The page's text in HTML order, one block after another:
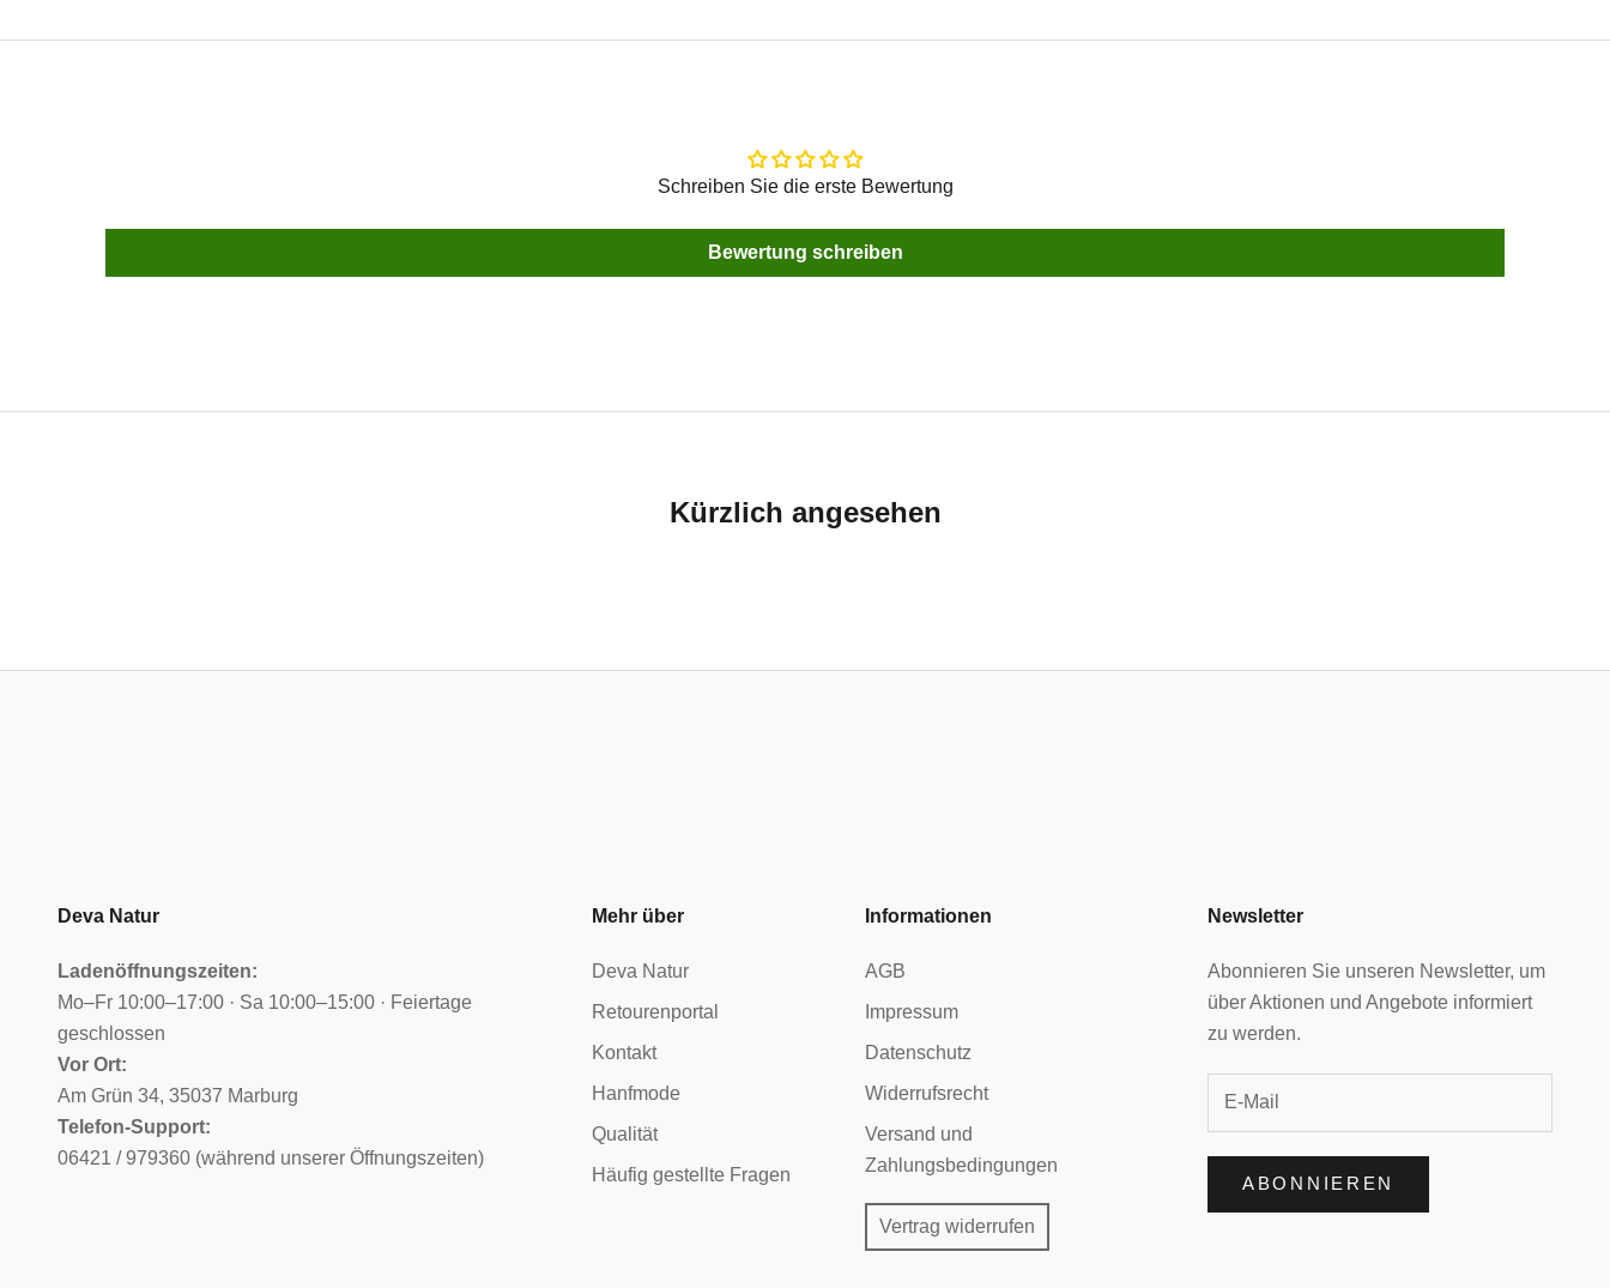
Schreiben Sie die erste Bewertung
Bewertung schreiben
Kürzlich angesehen
Deva Natur
Ladenöffnungszeiten:
Mo–Fr 10:00–17:00 · Sa 10:00–15:00 · Feiertage
geschlossen
Vor Ort:
Am Grün 34, 35037 Marburg
Telefon-Support:
06421 / 979360 (während unserer Öffnungszeiten)
Mehr über
Deva Natur
Retourenportal
Kontakt
Hanfmode
Qualität
Häufig gestellte Fragen
Informationen
AGB
Impressum
Datenschutz
Widerrufsrecht
Versand und
Zahlungsbedingungen
Vertrag widerrufen
Newsletter
Abonnieren Sie unseren Newsletter, um
über Aktionen und Angebote informiert
zu werden.
ABONNIEREN